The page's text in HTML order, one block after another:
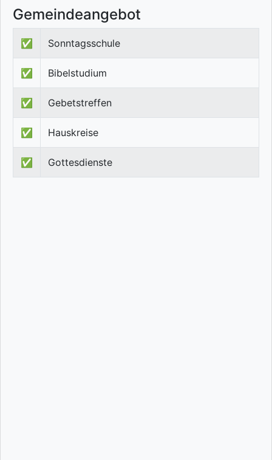
Gemeindeangebot
✅ Sonntagsschule
✅ Bibelstudium
✅ Gebetstreffen
✅ Hauskreise
✅ Gottesdienste